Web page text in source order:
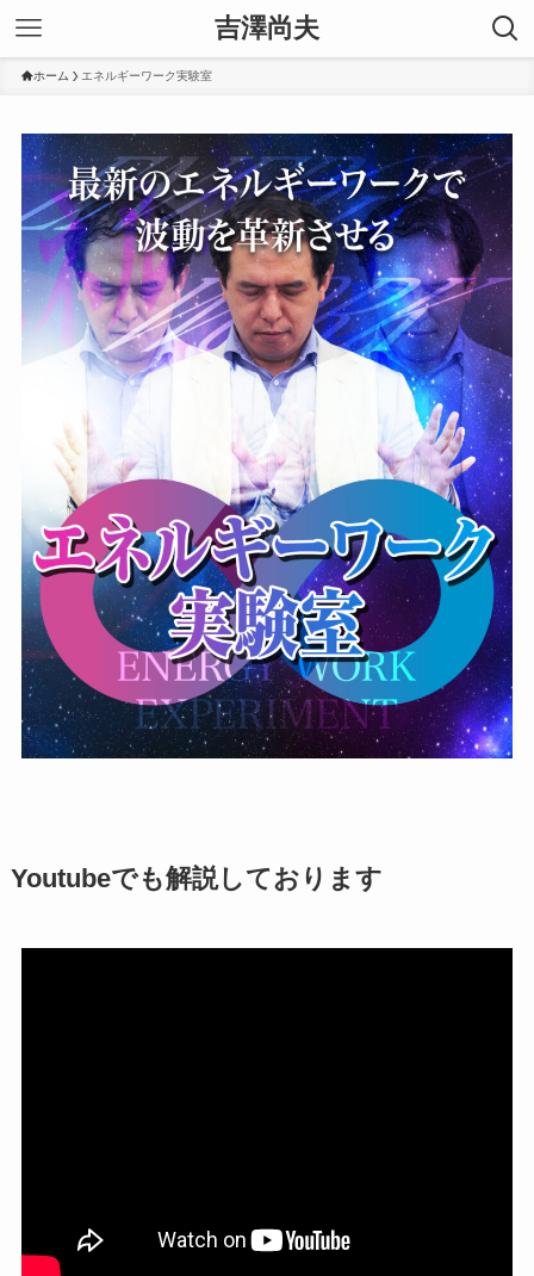
吉澤尚夫
ホーム エネルギーワーク実験室
Youtubeでも解説しております